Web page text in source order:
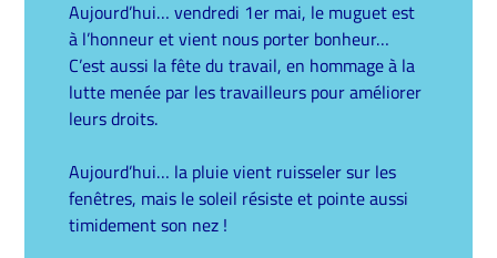
Aujourd’hui… vendredi 1er mai, le muguet est
à l’honneur et vient nous porter bonheur…
C’est aussi la fête du travail, en hommage à la
lutte menée par les travailleurs pour améliorer
leurs droits.
Aujourd’hui… la pluie vient ruisseler sur les
fenêtres, mais le soleil résiste et pointe aussi
timidement son nez !